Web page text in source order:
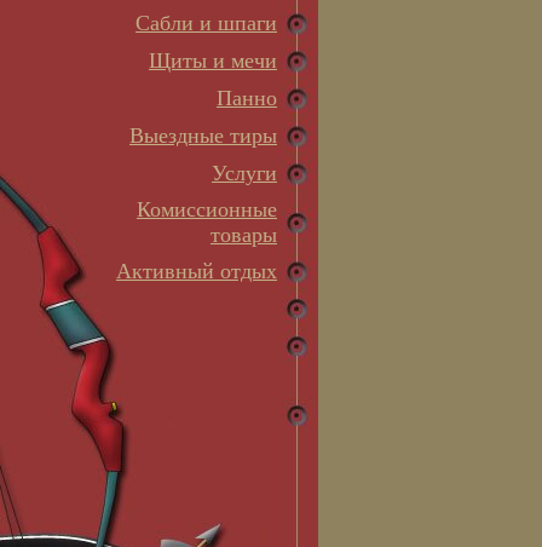
Сабли и шпаги
Щиты и мечи
Панно
Выездные тиры
Услуги
Комиссионные
товары
Активный отдых